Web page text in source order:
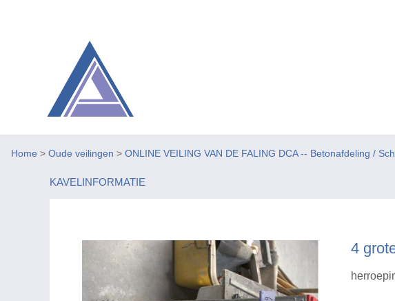
Home > Oude veilingen > ONLINE VEILING VAN DE FALING DCA -- Betonafdeling /
KAVELINFORMATIE
4